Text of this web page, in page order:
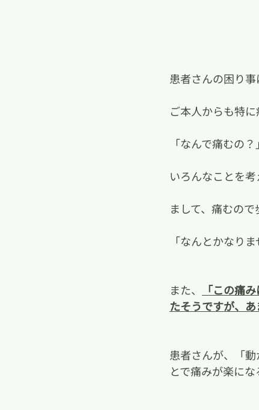
患者さんの困り
ご本人からも特に
「なんで痛むの
いろんなことを考
まして、痛むので
「なんとかなり
また、
「この痛
たそうですが、
患者さんが、「
とで痛みが楽に